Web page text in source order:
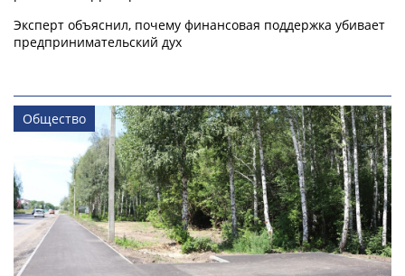
Эксперт объяснил, почему финансовая поддержка убивает
предпринимательский дух
Общество